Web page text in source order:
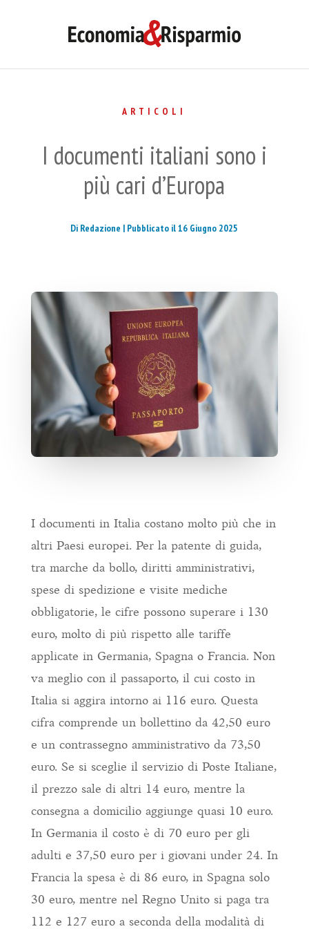
ARTICOLI
I documenti italiani sono i
più cari d’Europa
Di Redazione | Pubblicato il 16 Giugno 2025
I documenti in Italia costano molto più che in
altri Paesi europei. Per la patente di guida,
tra marche da bollo, diritti amministrativi,
spese di spedizione e visite mediche
obbligatorie, le cifre possono superare i 130
euro, molto di più rispetto alle tariffe
applicate in Germania, Spagna o Francia. Non
va meglio con il passaporto, il cui costo in
Italia si aggira intorno ai 116 euro. Questa
cifra comprende un bollettino da 42,50 euro
e un contrassegno amministrativo da 73,50
euro. Se si sceglie il servizio di Poste Italiane,
il prezzo sale di altri 14 euro, mentre la
consegna a domicilio aggiunge quasi 10 euro.
In Germania il costo è di 70 euro per gli
adulti e 37,50 euro per i giovani under 24. In
Francia la spesa è di 86 euro, in Spagna solo
30 euro, mentre nel Regno Unito si paga tra
112 e 127 euro a seconda della modalità di